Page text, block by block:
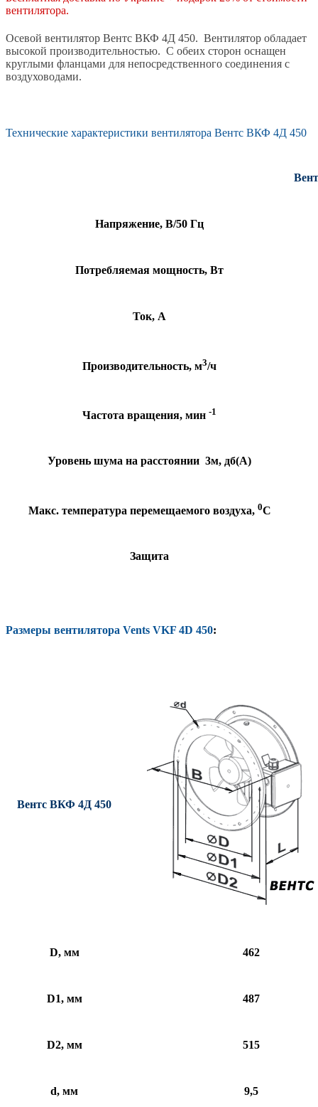
вентилятора.
Осевой вентилятор Вентс ВКФ 4Д 450. Вентилятор обладает
высокой производительностью. С обеих сторон оснащен
круглыми фланцами для непосредственного соединения с
воздуховодами.
Технические характеристики вентилятора Вентс ВКФ 4Д 450
Напряжение, В/50 Гц
Потребляемая мощность, Вт
Ток, А
Производительность, м3/ч
Частота вращения, мин -1
Уровень шума на расстоянии 3м, дб(А)
Макс. температура перемещаемого воздуха, 0С
Защита
Размеры вентилятора Vents VKF 4D 450:
Вентс ВКФ 4Д 450
D, мм 462
D1, мм 487
D2, мм 515
d, мм 9,5